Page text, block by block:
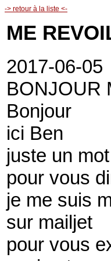
-> retour à la liste <-
ME
2017-06-05
BONJOUR
Bonjour
ici Ben
juste un mot
pour vous
je me suis
sur mailjet
pour vous